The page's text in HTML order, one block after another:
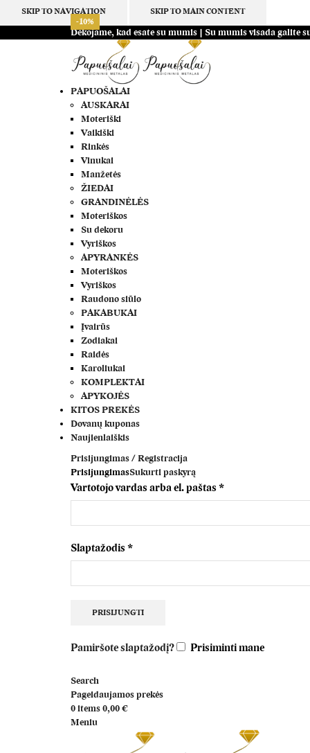
SKIP TO NAVIGATION SKIP TO MAIN CONTENT
Dėkojame, kad esate su mumis | Su mumis visada galite
PAPUOŠALAI
AUSKARAI
Moteriški
Vaikiški
Rinkės
Vinukai
Manžetės
ŽIEDAI
GRANDINĖLĖS
Moteriškos
Su dekoru
Vyriškos
APYRANKĖS
Moteriškos
Vyriškos
Raudono siūlo
PAKABUKAI
Įvairūs
Zodiakai
Raidės
Karoliukai
KOMPLEKTAI
APYKOJĖS
KITOS PREKĖS
Dovanų kuponas
Naujienlaiškis
Prisijungimas / Registracija
PrisijungimasSukurti paskyrą
Vartotojo vardas arba el. paštas*Privalomas
Slaptažodis*Privalomas
PRISIJUNGTI
Pamiršote slaptažodį? Prisiminti mane
Search
Pageidaujamos prekės
0items0,00€
Meniu
-10%
-10%
-10%
-10%
-10%
-10%
-10%
-10%
-10%
-10%
-10%
-10%